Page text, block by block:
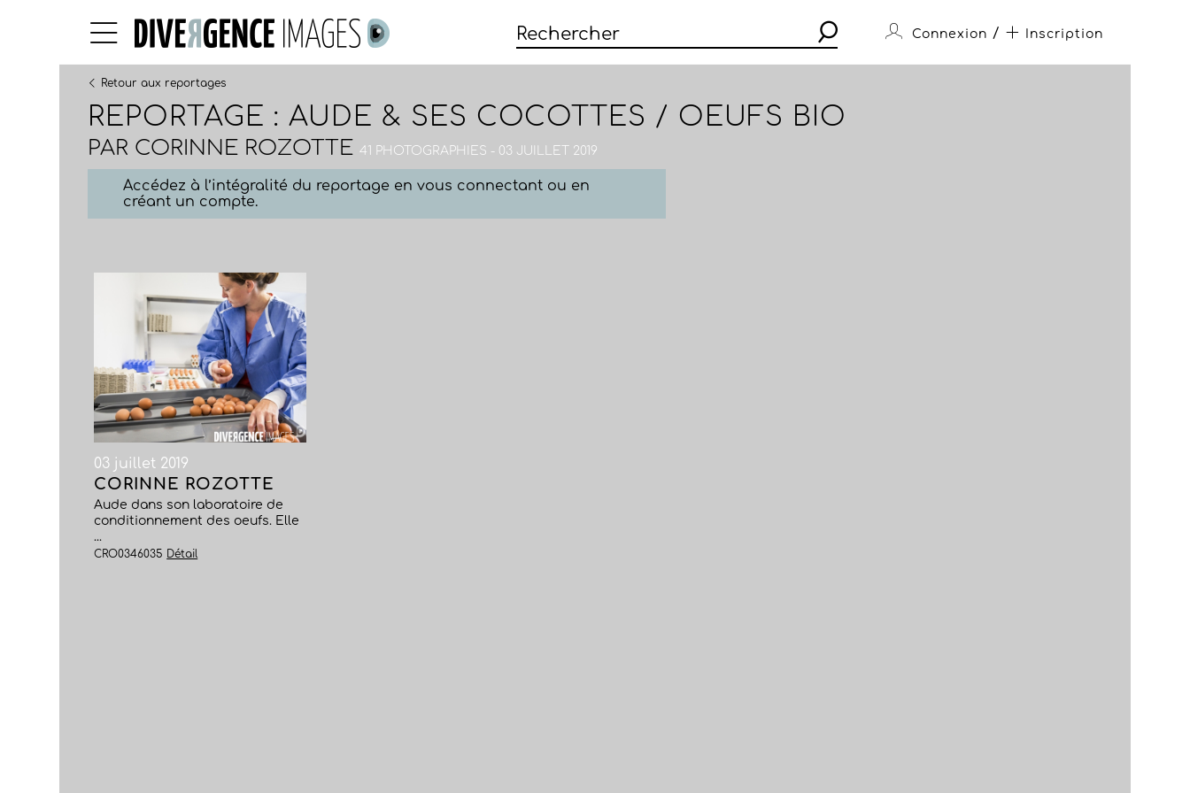
Connexion / Inscription
Retour aux reportages
REPORTAGE : AUDE & SES COCOTTES / OEUFS BIO
PAR CORINNE ROZOTTE 41 PHOTOGRAPHIES - 03 JUILLET 2019
Accédez à l’intégralité du reportage en vous connectant ou en
créant un compte.
03 juillet 2019
CORINNE ROZOTTE
Aude dans son laboratoire de
conditionnement des oeufs. Elle
...
CRO0346035 Détail